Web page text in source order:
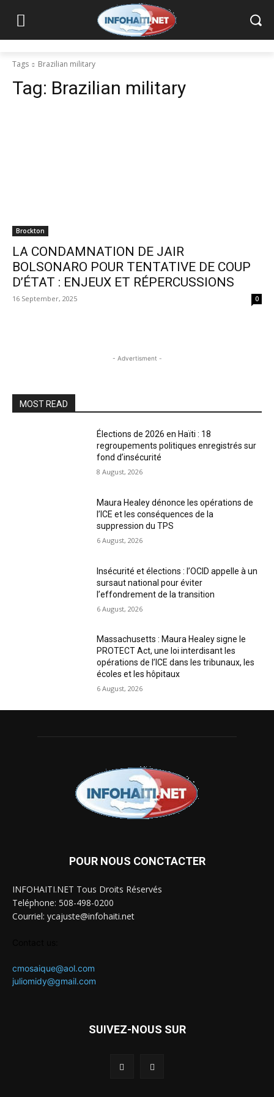
Tags Brazilian military
Tag: Brazilian military
Brockton
LA CONDAMNATION DE JAIR
BOLSONARO POUR TENTATIVE DE COUP
D’ÉTAT : ENJEUX ET RÉPERCUSSIONS
16 September, 2025 0
- Advertisment -
MOST READ
Élections de 2026 en Haïti : 18
regroupements politiques enregistrés sur
fond d’insécurité
8 August, 2026
Maura Healey dénonce les opérations de
l’ICE et les conséquences de la
suppression du TPS
6 August, 2026
Insécurité et élections : l’OCID appelle à un
sursaut national pour éviter
l’effondrement de la transition
6 August, 2026
Massachusetts : Maura Healey signe le
PROTECT Act, une loi interdisant les
opérations de l’ICE dans les tribunaux, les
écoles et les hôpitaux
6 August, 2026
POUR NOUS CONCTACTER
INFOHAITI.NET Tous Droits Réservés
Teléphone: 508-498-0200
Courriel: ycajuste@infohaiti.net
cmosaique@aol.com
juliomidy@gmail.com
SUIVEZ-NOUS SUR